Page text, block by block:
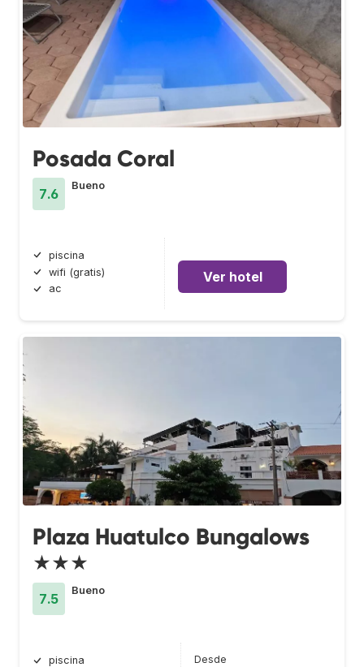
Posada Coral
7.6
Bueno
piscina
wifi (gratis)
ac
Ver hotel
Plaza Huatulco Bungalows
★★★
7.5
Bueno
piscina Desde